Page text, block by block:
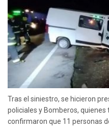
Tras el siniestro, se hicieron
policiales y Bomberos,
confirmaron que 11 personas